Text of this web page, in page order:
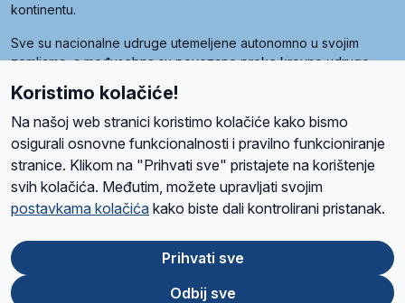
kontinentu.
Sve su nacionalne udruge utemeljene autonomno u svojim
zemljama, a međusobna su povezane preko krovne udruge
Radio Maria). Svjetsku obitelj utemeljilo je sedam članica, među
kojima je i hrvatska Udruga Radio Marija.
O namaRadio ProgramVolonteriPrijateljiKontaktPravila privatnosti
Ova stranica je zaštićena Google reCAPTCHA sustavom
Google
Koristimo kolačiće!
Na našoj web stranici koristimo kolačiće kako bismo
osigurali osnovne funkcionalnosti i pravilno funkcioniranje
stranice. Klikom na "Prihvati sve" pristajete na korištenje
svih kolačića. Međutim, možete upravljati svojim
postavkama kolačića kako biste dali kontrolirani pristanak.
Prihvati sve
Odbij sve